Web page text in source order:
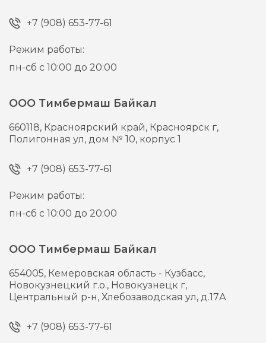
+7 (908) 653-77-61
Режим работы:
пн-сб с 10:00 до 20:00
ООО Тимбермаш Байкал
660118, Красноярский край, Красноярск г,
Полигонная ул, дом № 10, корпус 1
+7 (908) 653-77-61
Режим работы:
пн-сб с 10:00 до 20:00
ООО Тимбермаш Байкал
654005, Кемеровская область - Кузбасс,
Новокузнецкий г.о., Новокузнецк г,
Центральный р-н, Хлебозаводская ул, д.17А
+7 (908) 653-77-61